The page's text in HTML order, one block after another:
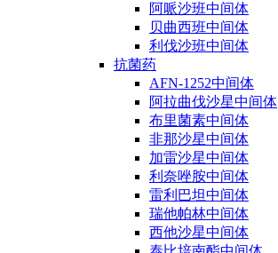
阿哌沙班中间体
贝曲西班中间体
利伐沙班中间体
抗菌药
AFN-1252中间体
阿拉曲伐沙星中间体
布里菌素中间体
非那沙星中间体
加雷沙星中间体
利奈唑胺中间体
雷利巴坦中间体
瑞他帕林中间体
西他沙星中间体